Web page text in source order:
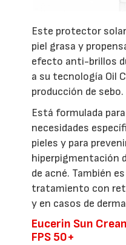
Este protector
piel grasa y
efecto anti-brillos
a su tecnología Oil
producción de sebo.
Está formulada
necesidades
pieles y para
hiperpigmentación
de acné. También
tratamiento con
y en casos de
Eucerin Sun
FPS 50+